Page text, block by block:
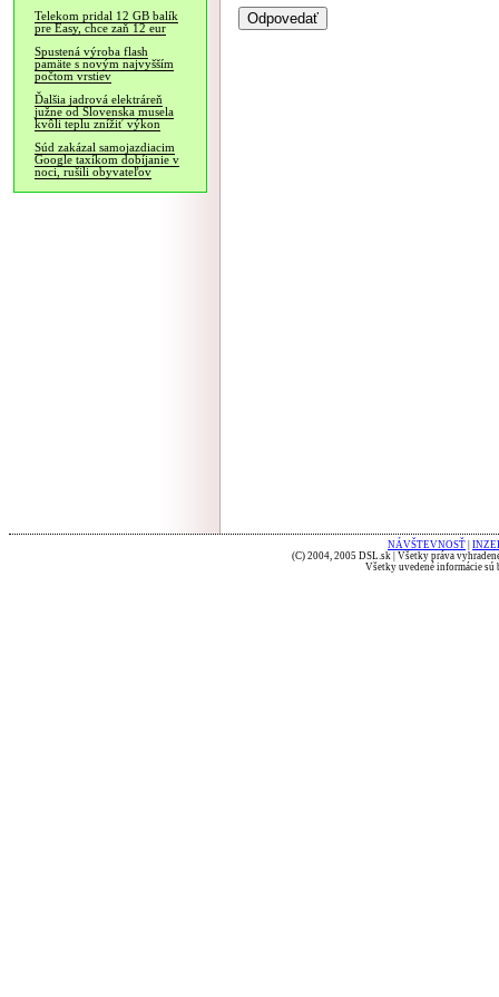
Telekom pridal 12 GB balík
pre Easy, chce zaň 12 eur
Spustená výroba flash
pamäte s novým najvyšším
počtom vrstiev
Ďalšia jadrová elektráreň
južne od Slovenska musela
kvôli teplu znížiť výkon
Súd zakázal samojazdiacim
Google taxíkom dobíjanie v
noci, rušili obyvateľov
NÁVŠTEVNOSŤ
(C) 2004, 2005 DSL.sk | Všetky práva
Všetky uvedené informácie sú